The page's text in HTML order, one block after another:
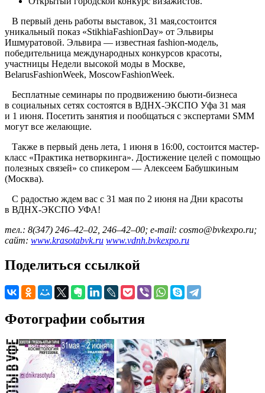
В первый день работы выставок, 31 мая,состоится
уникальный показ «StikhiaFashionDay» от Эльвиры
Ишмуратовой. Эльвира — известная fashion-модель,
победительница международных конкурсов красоты,
участницы Недели высокой моды в Москве,
BelarusFashionWeek, MoscowFashionWeek.
Бесплатные семинары по продвижению бьюти-бизнеса
в социальных сетях состоятся в ВДНХ-ЭКСПО Уфа 31 мая
и 1 июня. Посетить занятия и пообщаться с экспертами SMM
могут все желающие.
Также в первый день лета, 1 июня в 16:00, состоится мастер-
класс «Практика нетворкинга». Достижение целей с помощью
полезных связей» со спикером — Алексеем Бабушкиным
(Москва).
С радостью ждем вас с 31 мая по 2 июня на Дни красоты
в ВДНХ-ЭКСПО УФА!
тел.: 8(347) 246–42–02, 246–42–00; e-mail: cosmo@bvkexpo.ru;
сайт: www.krasotabvk.ru www.vdnh.bvkexpo.ru
Поделиться ссылкой
Фотографии события